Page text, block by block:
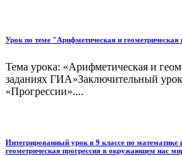
Урок по теме "Арифметическая и геометрическая
Тема урока: «Арифметическая и
заданиях ГИА»Заключительный
«Прогрессии»....
Интегрированный урок в 9 классе по
геометрическая прогрессия в окружающем нас